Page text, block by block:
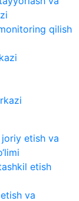
qilish
etish va
etish
va